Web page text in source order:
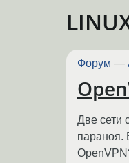
Форум —
Две сети
параноя.